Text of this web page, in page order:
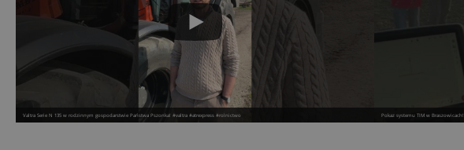
Valtra Serie N 135 w rodzinnym gospodarstwie Państwa Pszonka! #valtra #atrexpress #rolnictwo Pokaz systemu TIM w Braszowicach!